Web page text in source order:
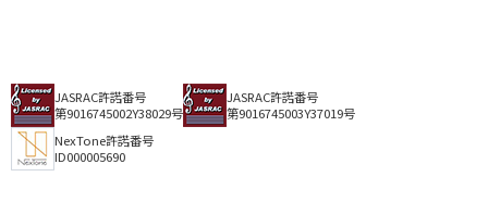
JASRAC許諾番号
第9016745002Y38029号
JASRAC許諾番号
第9016745003Y37019号
NexTone許諾番号
ID000005690